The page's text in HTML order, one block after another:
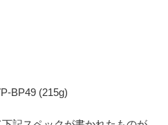
BP49 (215g)